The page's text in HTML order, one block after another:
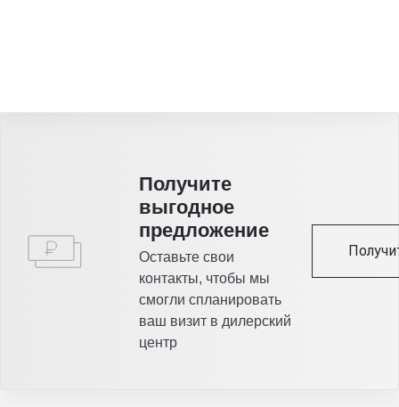
Получитe
выгодное
предложение
Оставьте свои
контакты, чтобы мы
смогли спланировать
ваш визит в дилерский
центр